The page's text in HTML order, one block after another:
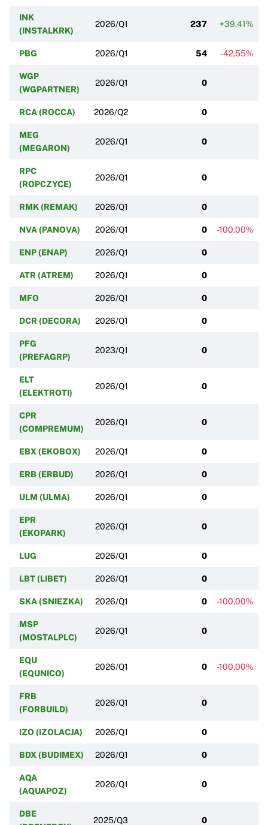
INK
(INSTALKRK)
2026/Q1 237 +39,41%
PBG 2026/Q1 54 -42,55%
WGP
(WGPARTNER)
2026/Q1 0
RCA (ROCCA) 2026/Q2 0
MEG
(MEGARON)
2026/Q1 0
RPC
(ROPCZYCE)
2026/Q1 0
RMK (REMAK) 2026/Q1 0
NVA (PANOVA) 2026/Q1 0 -100,00%
ENP (ENAP) 2026/Q1 0
ATR (ATREM) 2026/Q1 0
MFO 2026/Q1 0
DCR (DECORA) 2026/Q1 0
PFG
(PREFAGRP)
2023/Q1 0
ELT
(ELEKTROTI)
2026/Q1 0
CPR
(COMPREMUM)
2026/Q1 0
EBX (EKOBOX) 2026/Q1 0
ERB (ERBUD) 2026/Q1 0
ULM (ULMA) 2026/Q1 0
EPR
(EKOPARK)
2026/Q1 0
LUG 2026/Q1 0
LBT (LIBET) 2026/Q1 0
SKA (SNIEZKA) 2026/Q1 0 -100,00%
MSP
(MOSTALPLC)
2026/Q1 0
EQU
(EQUNICO)
2026/Q1 0 -100,00%
FRB
(FORBUILD)
2026/Q1 0
IZO (IZOLACJA) 2026/Q1 0
BDX (BUDIMEX) 2026/Q1 0
AQA
(AQUAPOZ)
2026/Q1 0
DBE
2025/Q3 0